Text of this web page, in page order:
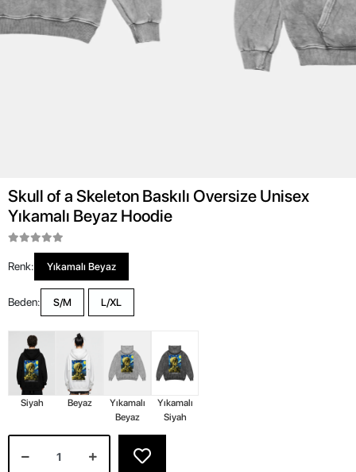
Skull of a Skeleton Baskılı Oversize Unisex
Yıkamalı Beyaz Hoodie
Renk: Yıkamalı Beyaz
Beden: S/M L/XL
Siyah Beyaz
Yıkamalı
Beyaz
Yıkamalı
Siyah